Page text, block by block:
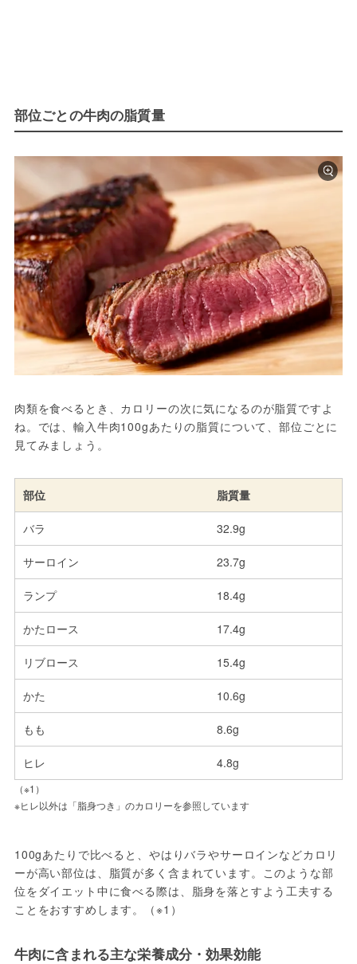
部位ごとの牛肉の脂質量
肉類を食べるとき、カロリーの次に気になるのが脂質ですよ
ね。では、輸入牛肉100gあたりの脂質について、部位ごとに
見てみましょう。
部位 脂質量
バラ 32.9g
サーロイン 23.7g
ランプ 18.4g
かたロース 17.4g
リブロース 15.4g
かた 10.6g
もも 8.6g
ヒレ 4.8g
（※1）
※ヒレ以外は「脂身つき」のカロリーを参照しています
100gあたりで比べると、やはりバラやサーロインなどカロリ
ーが高い部位は、脂質が多く含まれています。このような部
位をダイエット中に食べる際は、脂身を落とすよう工夫する
ことをおすすめします。（※1）
牛肉に含まれる主な栄養成分・効果効能